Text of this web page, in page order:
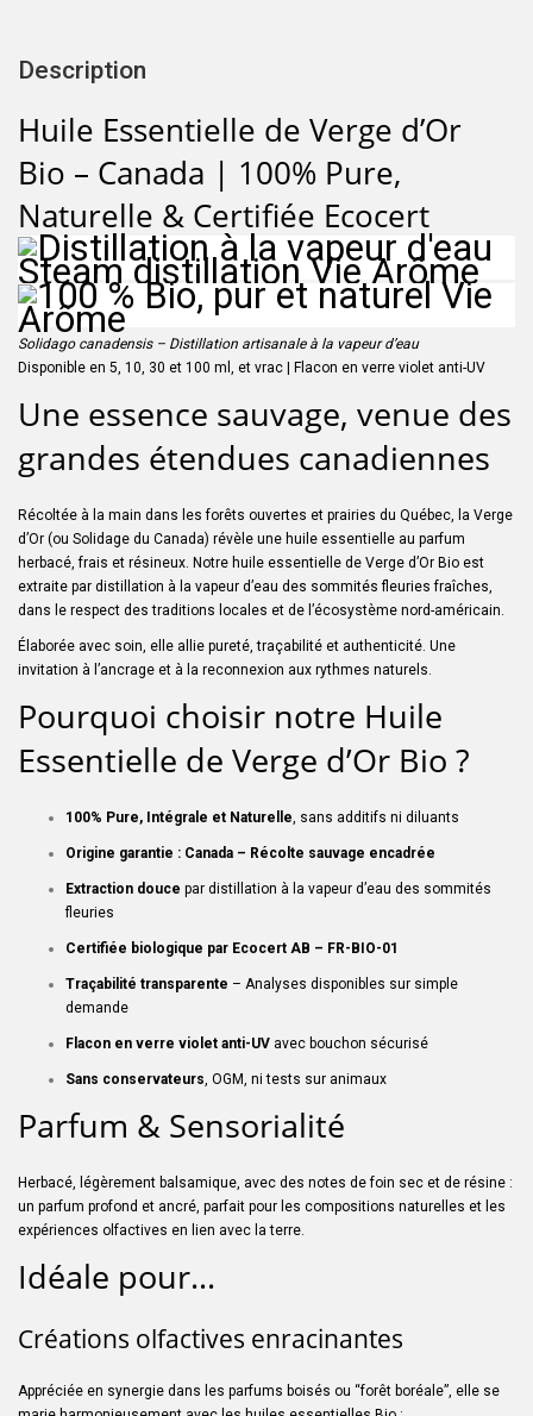
Description
Huile Essentielle de Verge d’Or
Bio – Canada | 100% Pure,
Naturelle & Certifiée Ecocert
Solidago canadensis – Distillation artisanale à la vapeur d’eau
Disponible en 5, 10, 30 et 100 ml, et vrac | Flacon en verre violet anti-UV
Une essence sauvage, venue des
grandes étendues canadiennes
Récoltée à la main dans les forêts ouvertes et prairies du Québec, la Verge
d’Or (ou Solidage du Canada) révèle une huile essentielle au parfum
herbacé, frais et résineux. Notre huile essentielle de Verge d’Or Bio est
extraite par distillation à la vapeur d’eau des sommités fleuries fraîches,
dans le respect des traditions locales et de l’écosystème nord-américain.
Élaborée avec soin, elle allie pureté, traçabilité et authenticité. Une
invitation à l’ancrage et à la reconnexion aux rythmes naturels.
Pourquoi choisir notre Huile
Essentielle de Verge d’Or Bio ?
100% Pure, Intégrale et Naturelle , sans additifs ni diluants
Origine garantie : Canada – Récolte sauvage encadrée
Extraction douce par distillation à la vapeur d’eau des sommités
fleuries
Certifiée biologique par Ecocert AB – FR-BIO-01
Traçabilité transparente – Analyses disponibles sur simple
demande
Flacon en verre violet anti-UV avec bouchon sécurisé
Sans conservateurs , OGM, ni tests sur animaux
Parfum & Sensorialité
Herbacé, légèrement balsamique, avec des notes de foin sec et de résine :
un parfum profond et ancré, parfait pour les compositions naturelles et les
expériences olfactives en lien avec la terre.
Idéale pour…
Créations olfactives enracinantes
Appréciée en synergie dans les parfums boisés ou “forêt boréale”, elle se